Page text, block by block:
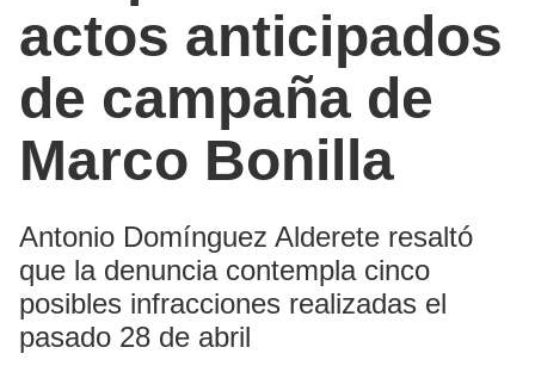
actos anticipados
de campaña de
Marco Bonilla
Antonio Domínguez Alderete resaltó
que la denuncia contempla cinco
posibles infracciones realizadas el
pasado 28 de abril